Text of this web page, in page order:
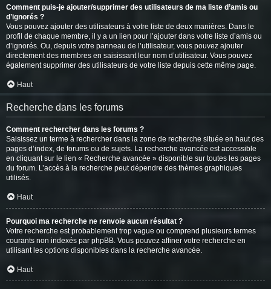
Comment puis-je ajouter/supprimer des utilisateurs de ma liste d’amis ou
d’ignorés ?
Vous pouvez ajouter des utilisateurs à votre liste de deux manières. Dans le
profil de chaque membre, il y a un lien pour l’ajouter dans votre liste d’amis ou
d’ignorés. Ou, depuis votre panneau de l’utilisateur, vous pouvez ajouter
directement des membres en saisissant leur nom d’utilisateur. Vous pouvez
également supprimer des utilisateurs de votre liste depuis cette même page.
Haut
Recherche dans les forums
Comment rechercher dans les forums ?
Saisissez un terme à rechercher dans la zone de recherche située en haut des
pages d’index, de forums ou de sujets. La recherche avancée est accessible
en cliquant sur le lien « Recherche avancée » disponible sur toutes les pages
du forum. L’accès à la recherche peut dépendre des thèmes graphiques
utilisés.
Haut
Pourquoi ma recherche ne renvoie aucun résultat ?
Votre recherche est probablement trop vague ou comprend plusieurs termes
courants non indexés par phpBB. Vous pouvez affiner votre recherche en
utilisant les options disponibles dans la recherche avancée.
Haut